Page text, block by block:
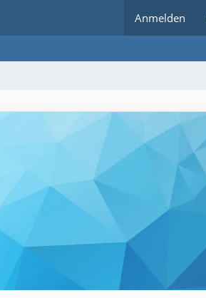
Anmelden